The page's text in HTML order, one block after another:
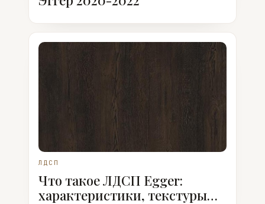
ЛДСП
Что такое ЛДСП Egger:
характеристики, текстуры